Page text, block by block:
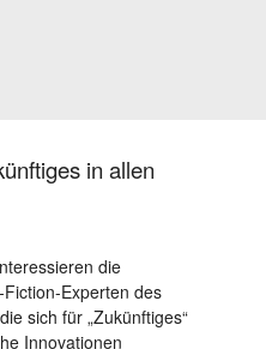
in allen
die
Experten des
sich für „Zukünftiges“
Innovationen